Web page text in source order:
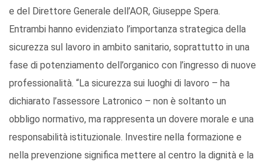
e del Direttore Generale dell’AOR, Giuseppe Spera.
Entrambi hanno evidenziato l’importanza strategica della
sicurezza sul lavoro in ambito sanitario, soprattutto in una
fase di potenziamento dell’organico con l’ingresso di nuove
professionalità. “La sicurezza sui luoghi di lavoro – ha
dichiarato l’assessore Latronico – non è soltanto un
obbligo normativo, ma rappresenta un dovere morale e una
responsabilità istituzionale. Investire nella formazione e
nella prevenzione significa mettere al centro la dignità e la